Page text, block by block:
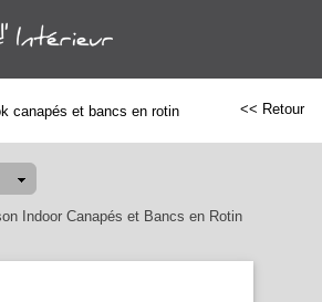
canapés et bancs en rotin << Retour
Indoor Canapés et Bancs en Rotin